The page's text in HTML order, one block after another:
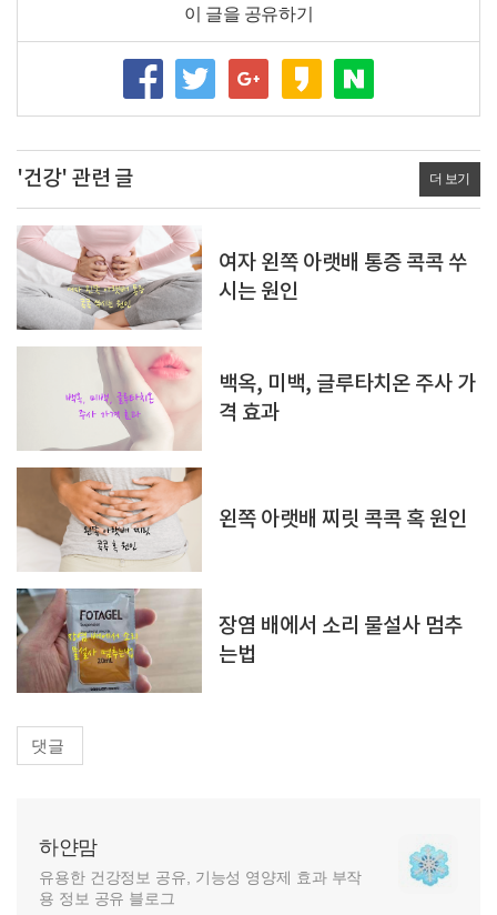
이 글을 공유하기
'건강' 관련 글 더 보기
여자 왼쪽 아랫배 통증 콕콕 쑤
시는 원인
백옥, 미백, 글루타치온 주사 가
격 효과
왼쪽 아랫배 찌릿 콕콕 혹 원인
장염 배에서 소리 물설사 멈추
는법
댓글
하얀맘
유용한 건강정보 공유, 기능성 영양제 효과 부작
용 정보 공유 블로그